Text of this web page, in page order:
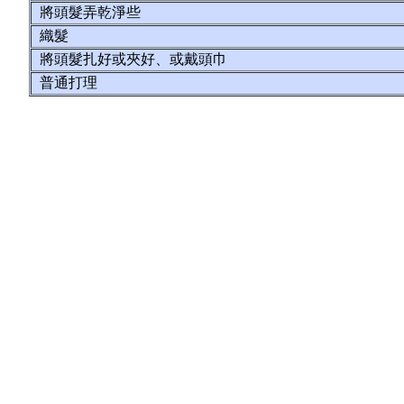
將頭髮弄乾淨些
織髮
將頭髮扎好或夾好、或戴頭巾
普通打理